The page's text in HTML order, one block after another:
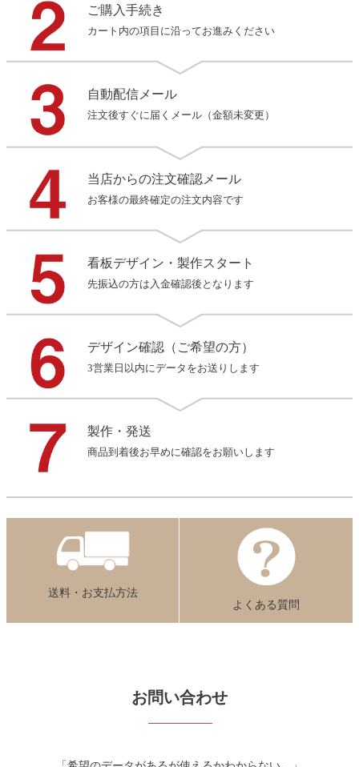
ご購入手続き
カート内の項目に沿ってお進みください
自動配信メール
注文後すぐに届くメール（金額未変更）
当店からの注文確認メール
お客様の最終確定の注文内容です
看板デザイン・製作スタート
先振込の方は入金確認後となります
デザイン確認（ご希望の方）
3営業日以内にデータをお送りします
製作・発送
商品到着後お早めに確認をお願いします
送料・お支払方法
よくある質問
お問い合わせ